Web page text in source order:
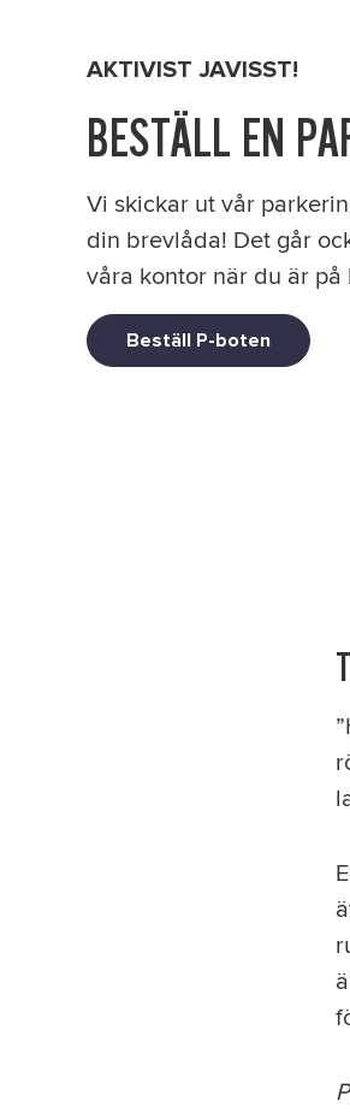
AKTIVIST JAVISST!
BESTÄLL EN
Vi skickar ut vår
din brevlåda! Det går
våra kontor när du är på
Beställ P-boten